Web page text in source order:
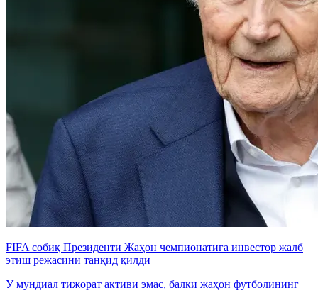
FIFA собиқ Президенти Жаҳон чемпионатига инвестор жалб
этиш режасини танқид қилди
У мундиал тижорат активи эмас, балки жаҳон футболининг